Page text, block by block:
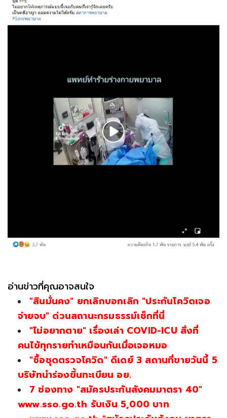
อ่านข่าวที่คุณอาจสนใจ
"สินมั่นคง" ยกเลิกบอกเลิก "ประกันโควิดเจอ
จ่ายจบ" ด่วนสถานะกรมธรรม์เช็กที่นี่
"ไม่อยากตาย" เรื่องเล่า COVID-ICU สิ่งที่
คนไข้ทุกรายทำเหมือนกันเมื่อเจอหมอ
"ซื้อชุดตรวจโควิด" ดีเดย์ 3 สถานที่ขายวันนี้ 5
บริษัทนำร่องขึ้นทะเบียน อย.
7 ช่องทาง "สมัครประกันสังคมมาตรา 40"
www.sso.go.th รับเงิน 5,000 บาท